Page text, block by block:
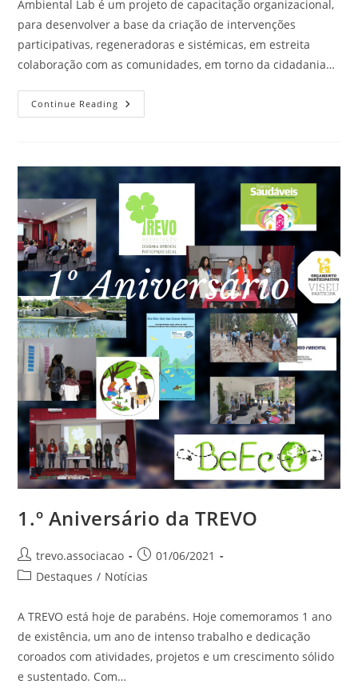
Ambiental Lab é um projeto de capacitação organizacional,
para desenvolver a base da criação de intervenções
participativas, regeneradoras e sistémicas, em estreita
colaboração com as comunidades, em torno da cidadania…
Continue Reading
1.º Aniversário da TREVO
trevo.associacao
01/06/2021
Destaques / Notícias
A TREVO está hoje de parabéns. Hoje comemoramos 1 ano
de existência, um ano de intenso trabalho e dedicação
coroados com atividades, projetos e um crescimento sólido
e sustentado. Com…